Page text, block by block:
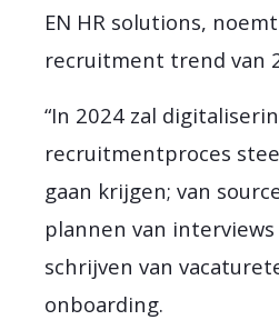
EN HR solutions,
recruitment trend van
“In 2024 zal
recruitmentproces
gaan krijgen; van
plannen van
schrijven van
onboarding.